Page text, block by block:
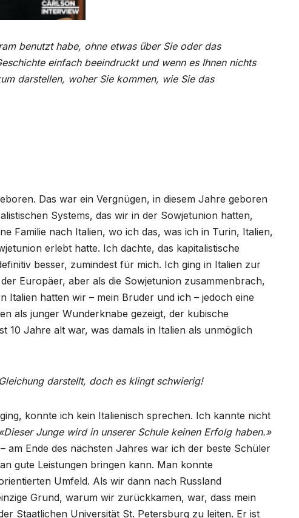
benutzt habe, ohne etwas über Sie oder das
einfach beeindruckt und wenn es Ihnen nichts
darstellen, woher Sie kommen, wie Sie das
Das war ein Vergnügen, in diesem Jahre geboren
Systems, das wir in der Sowjetunion hatten,
Familie nach Italien, wo ich das, was ich in Turin, Italien,
erlebt hatte. Ich dachte, das kapitalistische
besser, zumindest für mich. Ich ging in Italien zur
Europäer, aber als die Sowjetunion zusammenbrach,
Italien hatten wir – mein Bruder und ich – jedoch eine
als junger Wunderknabe gezeigt, der kubische
10 Jahre alt war, was damals in Italien als unmöglich
darstellt, doch es klingt schwierig!
konnte ich kein Italienisch sprechen. Ich kannte nicht
«Dieser Junge wird in unserer Schule keinen Erfolg haben.»
am Ende des nächsten Jahres war ich der beste Schüler
gute Leistungen bringen kann. Man konnte
Umfeld. Als wir dann nach Russland
Grund, warum wir zurückkamen, war, dass mein
Staatlichen Universität St. Petersburg zu leiten. Er ist